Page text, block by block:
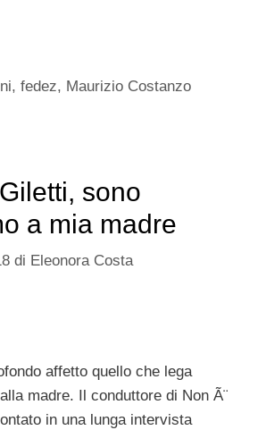
,fedez, Maurizio Costanzo
sono
a mia madre
di Eleonora Costa
affetto quello che lega
alla madre. Il conduttore di Non Ã¨
in una lunga intervista